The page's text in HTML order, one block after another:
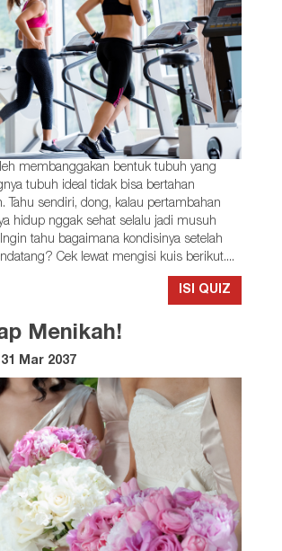
membanggakan bentuk tubuh yang
tubuh ideal tidak bisa bertahan
Tahu sendiri, dong, kalau pertambahan
hidup nggak sehat selalu jadi musuh
tahu bagaimana kondisinya setelah
Cek lewat mengisi kuis berikut....
ISI QUIZ
Menikah!
Mar 2037